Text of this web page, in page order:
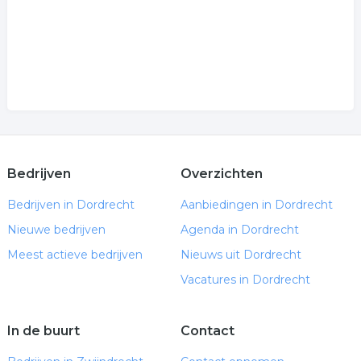
Bedrijven
Bedrijven in Dordrecht
Nieuwe bedrijven
Meest actieve bedrijven
Overzichten
Aanbiedingen in Dordrecht
Agenda in Dordrecht
Nieuws uit Dordrecht
Vacatures in Dordrecht
In de buurt Contact